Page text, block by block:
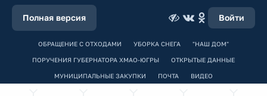
Полная версия Войти
ОБРАЩЕНИЕ С ОТХОДАМИ УБОРКА СНЕГА "НАШ ДОМ"
ПОРУЧЕНИЯ ГУБЕРНАТОРА ХМАО-ЮГРЫ ОТКРЫТЫЕ ДАННЫЕ
МУНИЦИПАЛЬНЫЕ ЗАКУПКИ ПОЧТА ВИДЕО